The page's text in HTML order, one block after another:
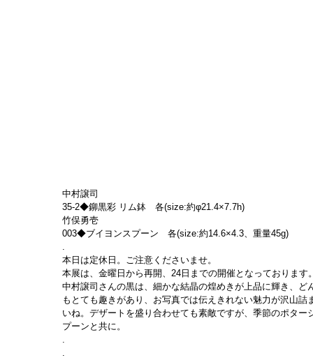
中村譲司
35-2◆鉚黒彩 リム鉢　各(size:約φ21.4×7.7h)
竹俣勇壱
003◆ブイヨンスプーン　各(size:約14.6×4.3、重量45g)
.
本日は定休日。ご注意くださいませ。
本展は、金曜日から再開、24日までの開催となっております
中村譲司さんの黒は、細かな結晶の煌めきが上品に輝き、
もとても趣きがあり、お写真では伝えきれない魅力が沢山
いね。デザートを盛り合わせても素敵ですが、季節のポタ
プーンと共に。
.
.